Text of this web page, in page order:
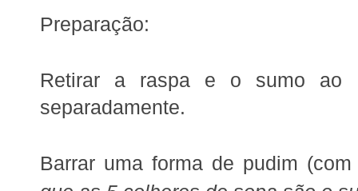
Preparação:
Retirar a raspa e o sumo ao
separadamente.
Barrar uma forma de pudim